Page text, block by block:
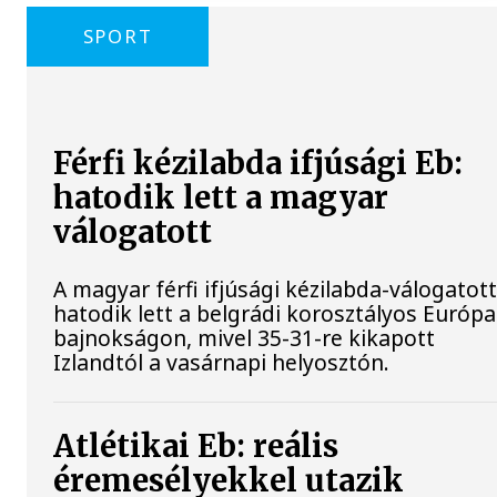
SPORT
Férfi kézilabda ifjúsági Eb:
hatodik lett a magyar
válogatott
A magyar férfi ifjúsági kézilabda-válogatott
hatodik lett a belgrádi korosztályos
bajnokságon, mivel 35-31-re kikapott
Izlandtól a vasárnapi helyosztón.
Atlétikai Eb: reális
éremesélyekkel utazik